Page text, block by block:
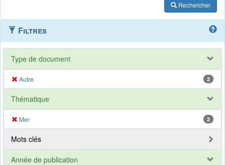
Rechercher
Filtres
Type de document
Autre 2
Thématique
Mer 2
Mots clés
Année de publication